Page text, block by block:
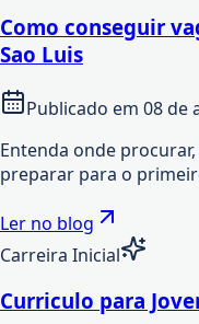
Como conseguir
Sao Luis
Publicado em 08 de
Entenda onde
preparar para o
Ler no blog
Carreira Inicial
Curriculo para